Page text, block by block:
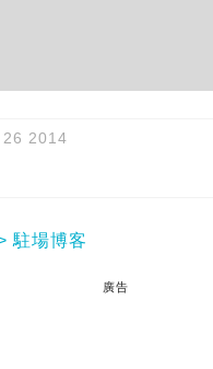
2014
駐場博客
廣告